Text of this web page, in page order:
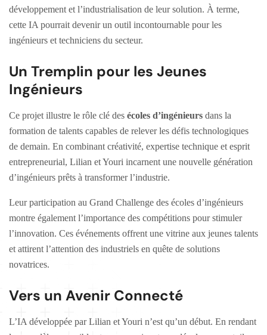
développement et l’industrialisation de leur solution. À terme,
cette IA pourrait devenir un outil incontournable pour les
ingénieurs et techniciens du secteur.
Un Tremplin pour les Jeunes
Ingénieurs
Ce projet illustre le rôle clé des écoles d’ingénieurs dans la
formation de talents capables de relever les défis technologiques
de demain. En combinant créativité, expertise technique et esprit
entrepreneurial, Lilian et Youri incarnent une nouvelle génération
d’ingénieurs prêts à transformer l’industrie.
Leur participation au Grand Challenge des écoles d’ingénieurs
montre également l’importance des compétitions pour stimuler
l’innovation. Ces événements offrent une vitrine aux jeunes talents
et attirent l’attention des industriels en quête de solutions
novatrices.
Vers un Avenir Connecté
L’IA développée par Lilian et Youri n’est qu’un début. En rendant